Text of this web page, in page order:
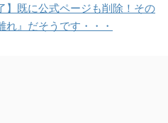
】既に公式ページも削除！その
れ』だそうです・・・